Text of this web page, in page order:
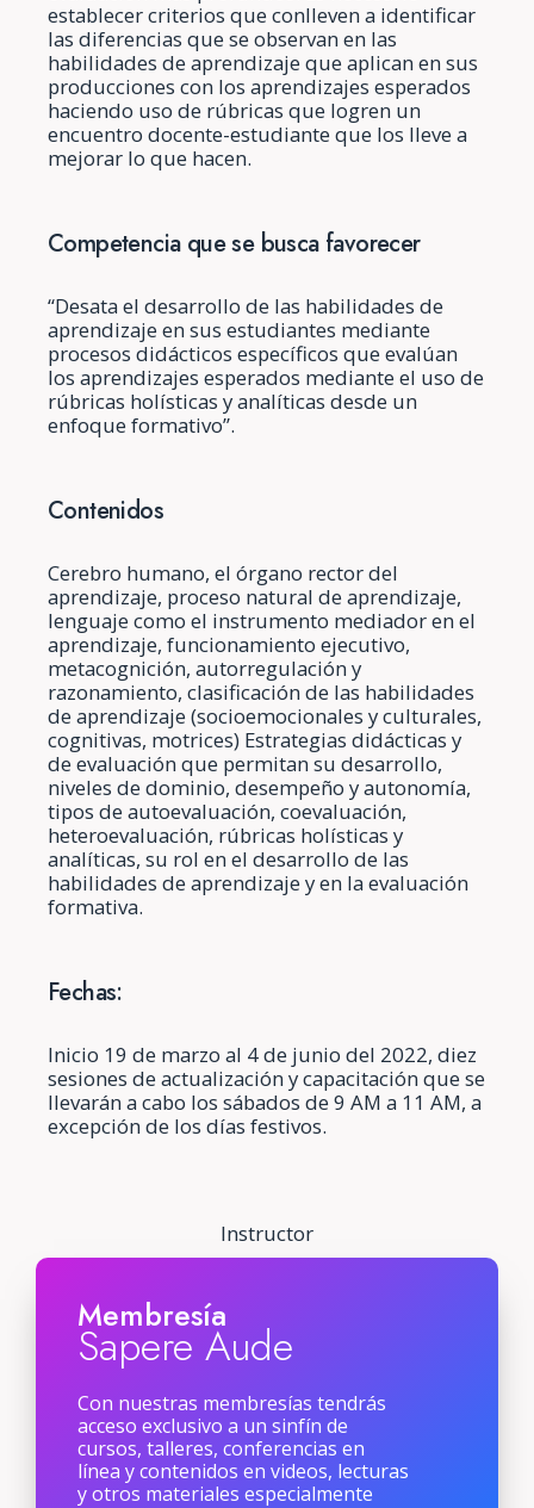
Instructor
establecer criterios que conlleven a identificar
las diferencias que se observan en las
habilidades de aprendizaje que aplican en sus
producciones con los aprendizajes esperados
haciendo uso de rúbricas que logren un
encuentro docente-estudiante que los lleve a
mejorar lo que hacen.
Competencia que se busca favorecer
“Desata el desarrollo de las habilidades de
aprendizaje en sus estudiantes mediante
procesos didácticos específicos que evalúan
los aprendizajes esperados mediante el uso de
rúbricas holísticas y analíticas desde un
enfoque formativo”.
Contenidos
Cerebro humano, el órgano rector del
aprendizaje, proceso natural de aprendizaje,
lenguaje como el instrumento mediador en el
aprendizaje, funcionamiento ejecutivo,
metacognición, autorregulación y
razonamiento, clasificación de las habilidades
de aprendizaje (socioemocionales y culturales,
cognitivas, motrices) Estrategias didácticas y
de evaluación que permitan su desarrollo,
niveles de dominio, desempeño y autonomía,
tipos de autoevaluación, coevaluación,
heteroevaluación, rúbricas holísticas y
analíticas, su rol en el desarrollo de las
habilidades de aprendizaje y en la evaluación
formativa.
Fechas:
Inicio 19 de marzo al 4 de junio del 2022, diez
sesiones de actualización y capacitación que se
llevarán a cabo los sábados de 9 AM a 11 AM, a
excepción de los días festivos.
Membresía
Sapere Aude
Con nuestras membresías tendrás
acceso exclusivo a un sinfín de
cursos, talleres, conferencias en
línea y contenidos en videos, lecturas
y otros materiales especialmente